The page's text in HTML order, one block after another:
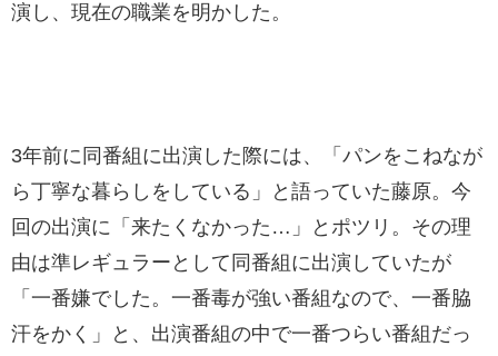
演し、現在の職業を明かした。
3年前に同番組に出演した際には、「パンをこねなが
ら丁寧な暮らしをしている」と語っていた藤原。今
回の出演に「来たくなかった…」とポツリ。その理
由は準レギュラーとして同番組に出演していたが
「一番嫌でした。一番毒が強い番組なので、一番脇
汗をかく」と、出演番組の中で一番つらい番組だっ